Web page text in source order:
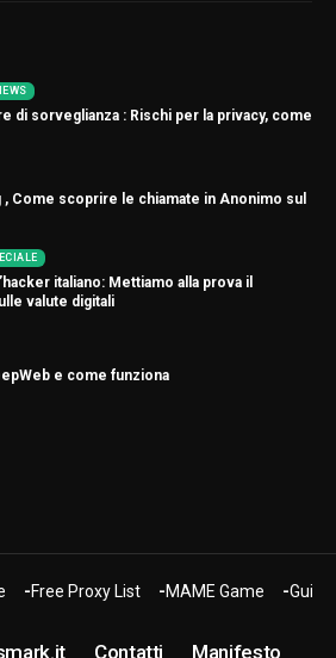
di sorveglianza : Rischi per la privacy, come
, Come scoprire le chiamate in Anonimo sul
italiano: Mettiamo alla prova il
valute digitali
e come funziona
Free Proxy List MAME Game Guide
Contatti Manifesto